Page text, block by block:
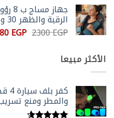
هو:
831 EGP.
الرقبة والظهر 30 وات
2300EGP السعر
EGP
الأكثر مبيعا
والمطر ومنع